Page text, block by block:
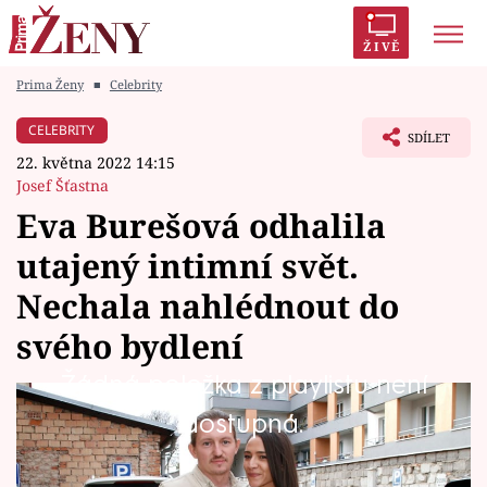
ŽIVĚ
Módní alarm
Témata
Celebrity
Vztahy
Seriály
Prima Ženy ■ Celebrity
CELEBRITY
22. května 2022 14:15
Josef Šťastna
SDÍLET
Eva Burešová odhalila
utajený intimní svět.
Nechala nahlédnout do
svého bydlení
Žádná položka z playlistu není
dostupná.
Herečka a zpěvačka Eva Burešová (28) je
známá tím, že si hodně střeží své soukromí.
Podobně je na tom její partner Přemek Forejt